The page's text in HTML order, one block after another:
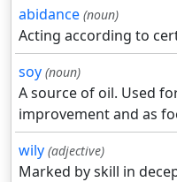
abidance (noun)
Acting according to
soy (noun)
A source of oil. Used
improvement and as
wily (adjective)
Marked by skill in